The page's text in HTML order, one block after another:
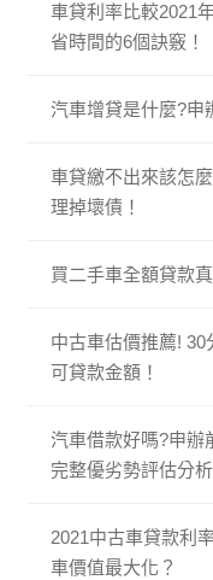
車貸利率比較2021
省時間的6個訣竅！
汽車增貸是什麼?申
車貸繳不出來該怎
理掉壞債！
買二手車全額貸款
中古車估價推薦!
可貸款金額！
汽車借款好嗎?申辦
完整優劣勢評估分析
2021中古車貸款利
車價值最大化？